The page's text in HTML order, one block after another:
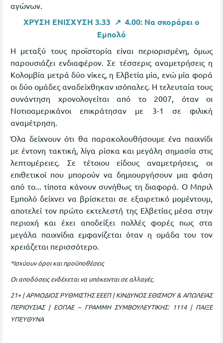
αγώνων.
ΧΡΥΣΗ ΕΝΙΣΧΥΣΗ 3.33 ↗️ 4.00: Να σκοράρει ο
Εμπολό
Η μεταξύ τους προϊστορία είναι περιορισμένη, όμως
παρουσιάζει ενδιαφέρον. Σε τέσσερις αναμετρήσεις η
Κολομβία μετρά δύο νίκες, η Ελβετία μία, ενώ μία φορά
οι δύο ομάδες αναδείχθηκαν ισόπαλες. Η τελευταία τους
συνάντηση χρονολογείται από το 2007, όταν οι
Νοτιοαμερικάνοι επικράτησαν με 3-1 σε φιλική
αναμέτρηση.
Όλα δείχνουν ότι θα παρακολουθήσουμε ένα παιχνίδι
με έντονη τακτική, λίγα ρίσκα και μεγάλη σημασία στις
λεπτομέρειες. Σε τέτοιου είδους αναμετρήσεις, οι
επιθετικοί που μπορούν να δημιουργήσουν μια φάση
από το... τίποτα κάνουν συνήθως τη διαφορά. Ο Μπριλ
Εμπολό δείχνει να βρίσκεται σε εξαιρετικό μομέντουμ,
αποτελεί τον πρώτο εκτελεστή της Ελβετίας μέσα στην
περιοχή και έχει αποδείξει πολλές φορές πως στα
μεγάλα παιχνίδια εμφανίζεται όταν η ομάδα του τον
χρειάζεται περισσότερο.
*Ισχύουν όροι και προϋποθέσεις
Οι αποδόσεις ενδέχεται να υπόκεινται σε αλλαγές.
21+ | ΑΡΜΟΔΙΟΣ ΡΥΘΜΙΣΤΗΣ ΕΕΕΠ | ΚΙΝΔΥΝΟΣ ΕΘΙΣΜΟΥ & ΑΠΩΛΕΙΑΣ
ΠΕΡΙΟΥΣΙΑΣ | ΕΟΠΑΕ – ΓΡΑΜΜΗ ΣΥΜΒΟΥΛΕΥΤΙΚΗΣ: 1114 | ΠΑΙΞΕ
ΥΠΕΥΘΥΝΑ